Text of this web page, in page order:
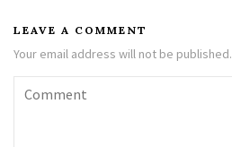
LEAVE A COMMENT
Your email address will not be published.